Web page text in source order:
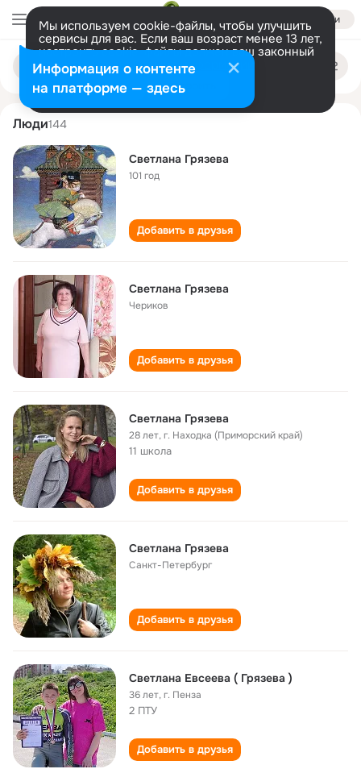
Войти
Мы используем cookie-файлы, чтобы улучшить
сервисы для вас. Если ваш возраст менее 13 лет,
настроить cookie-файлы должен ваш законный
представитель. Больше информации
Разрешить все Настроить
Поиск
людям
svetlana gryazeva
Люди144
Светлана Грязева
101 год
Добавить в друзья
Светлана Грязева
Чериков
Добавить в друзья
Светлана Грязева
28 лет,г. Находка (Приморский край)
11 школа
Добавить в друзья
Светлана Грязева
Санкт-Петербург
Добавить в друзья
Светлана Евсеева ( Грязева )
36 лет,г. Пенза
2 ПТУ
Добавить в друзья
Информация о контенте
на платформе — здесь